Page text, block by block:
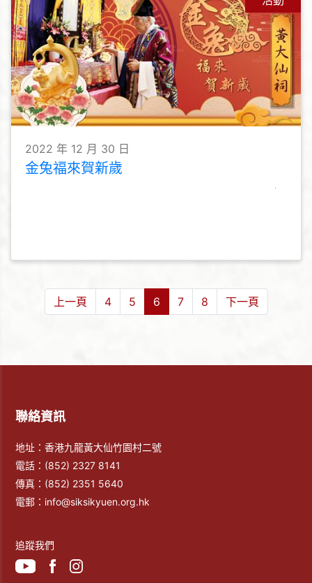
2022 年 12 月 30 日
金兔福來賀新歲
上一頁 4 5 6 7 8 下一頁
聯絡資訊
地址：香港九龍黃大仙竹園村二號
電話： (852) 2327 8141
傳真： (852) 2351 5640
電郵： info@siksikyuen.org.hk
追蹤我們